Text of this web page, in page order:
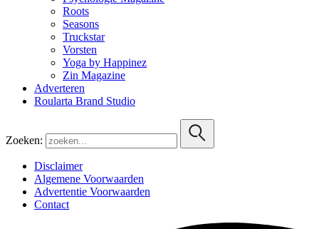
Roots
Seasons
Truckstar
Vorsten
Yoga by Happinez
Zin Magazine
Adverteren
Roularta Brand Studio
Zoeken:
Disclaimer
Algemene Voorwaarden
Advertentie Voorwaarden
Contact